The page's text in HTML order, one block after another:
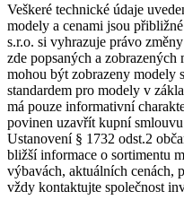
Veškeré technické údaje
modely a cenami jsou
s.r.o. si vyhrazuje právo
zde popsaných a
mohou být zobrazeny modely
standardem pro modely v
má pouze informativní
povinen uzavřít kupní
Ustanovení § 1732 odst.2
bližší informace o sortimentu
výbavách, aktuálních cenách,
vždy kontaktujte společnost